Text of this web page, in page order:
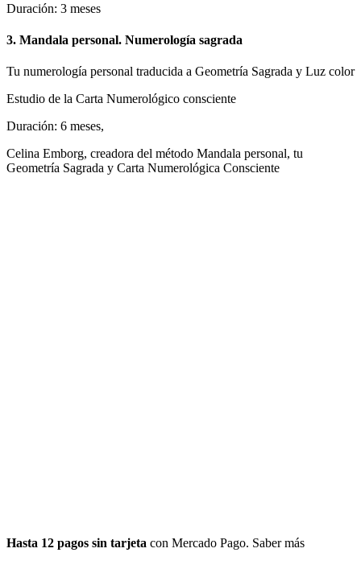
Duración: 3 meses
3. Mandala personal. Numerología sagrada
Tu numerología personal traducida a Geometría Sagrada y Luz color
Estudio de la Carta Numerológico consciente
Duración: 6 meses,
Celina Emborg, creadora del método Mandala personal, tu
Geometría Sagrada y Carta Numerológica Consciente
Hasta 12 pagos sin tarjeta con Mercado Pago. Saber más